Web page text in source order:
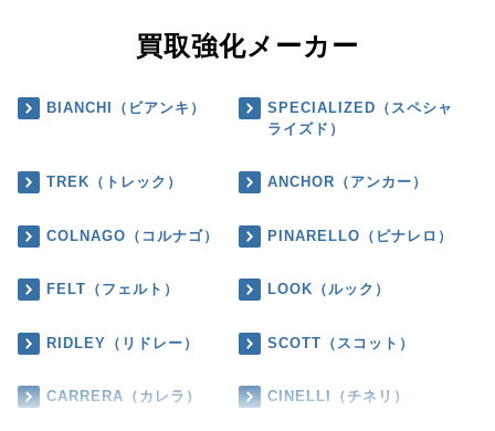
買取強化メーカー
BIANCHI（ビアンキ）
SPECIALIZED（スペシャ
ライズド）
TREK（トレック） ANCHOR（アンカー）
COLNAGO（コルナゴ） PINARELLO（ピナレロ）
FELT（フェルト） LOOK（ルック）
RIDLEY（リドレー） SCOTT（スコット）
CARRERA（カレラ） CINELLI（チネリ）